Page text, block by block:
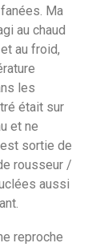
Ma
au chaud
au froid,
les
était sur
et ne
sortie de
rousseur /
aussi
reproche